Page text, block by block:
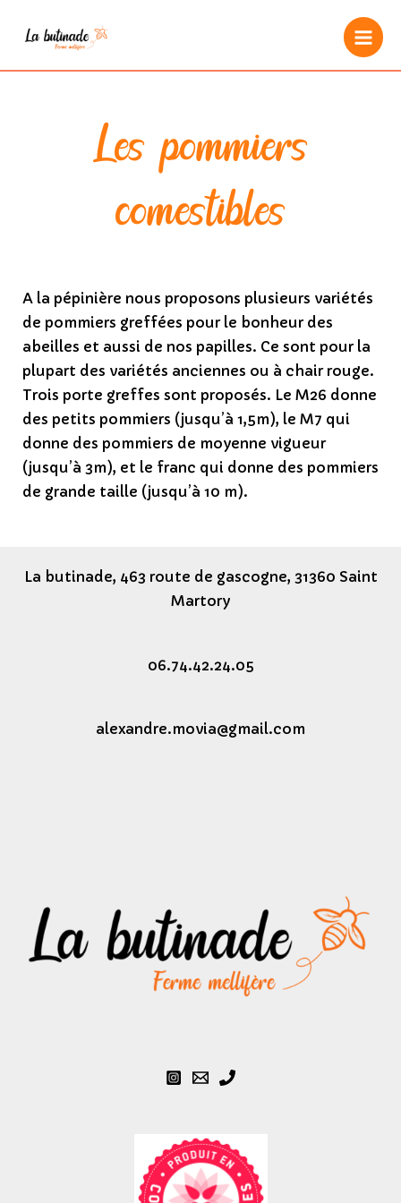
Les pommiers
comestibles
A la pépinière nous proposons plusieurs variétés
de pommiers greffées pour le bonheur des
abeilles et aussi de nos papilles. Ce sont pour la
plupart des variétés anciennes ou à chair rouge.
Trois porte greffes sont proposés. Le M26 donne
des petits pommiers (jusqu’à 1,5m), le M7 qui
donne des pommiers de moyenne vigueur
(jusqu’à 3m), et le franc qui donne des pommiers
de grande taille (jusqu’à 10 m).
La butinade, 463 route de gascogne, 31360 Saint
Martory
06.74.42.24.05
alexandre.movia@gmail.com